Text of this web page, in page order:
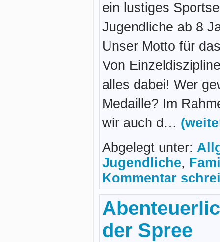
ein lustiges
Jugendliche ab 8
Unser Motto für
Von
alles dabei! Wer
Medaille? Im
wir auch d…
Abgelegt unter:
Jugendliche,
Kommentar
der Spree